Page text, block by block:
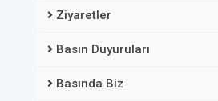
Ziyaretler
Basın Duyuruları
Basında Biz